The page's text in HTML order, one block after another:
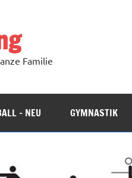
Familie
– NEU GYMNASTIK